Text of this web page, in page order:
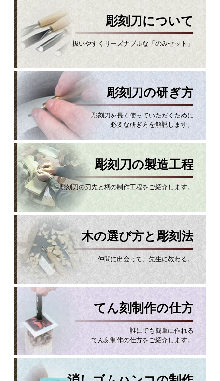
彫刻刀について
扱いやすくリーズナブルな「のみセット」
彫刻刀の研ぎ方
彫刻刀を長く使っていただくために
必要な研ぎ方を解説します。
彫刻刀の製造工程
彫刻刀の刃先と柄の制作工程をご紹介します。
木の選び方と彫刻法
仲間に出会って、先生に教わる。
てん刻制作の仕方
誰にでも簡単に作れる
てん刻制作の仕方をご紹介します。